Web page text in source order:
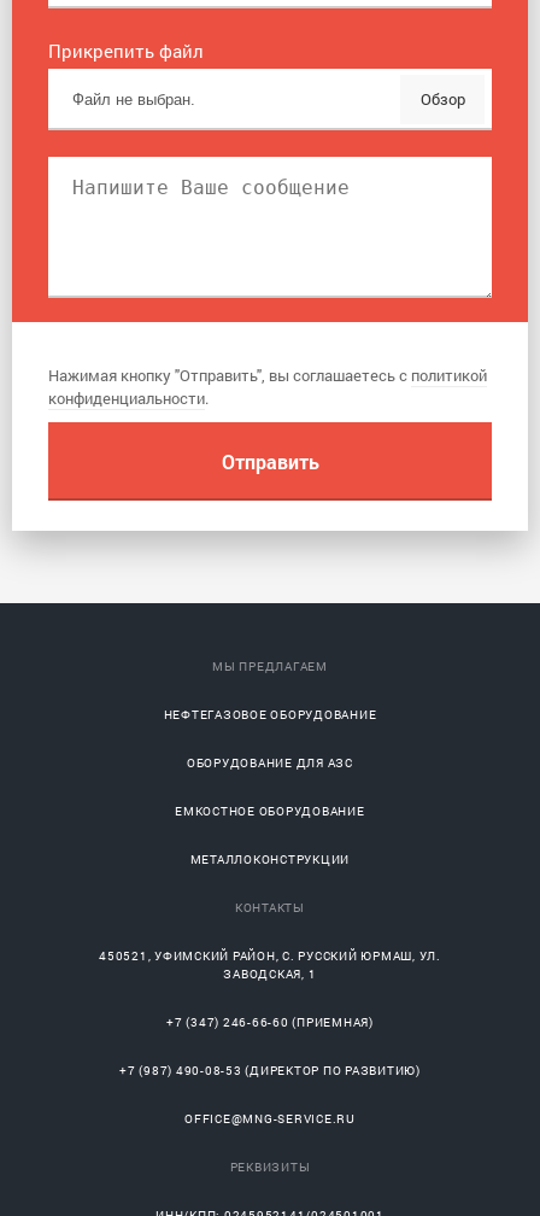
Прикрепить файл
Обзор
Нажимая кнопку "Отправить", вы соглашаетесь с политикой
конфиденциальности.
МЫ ПРЕДЛАГАЕМ
НЕФТЕГАЗОВОЕ ОБОРУДОВАНИЕ
ОБОРУДОВАНИЕ ДЛЯ АЗС
ЕМКОСТНОЕ ОБОРУДОВАНИЕ
МЕТАЛЛОКОНСТРУКЦИИ
КОНТАКТЫ
450521 ,УФИМСКИЙ РАЙОН, С.РУССКИЙ ЮРМАШ, УЛ.
ЗАВОДСКАЯ, 1
+7 (347) 246-66-60 (ПРИЕМНАЯ)
+7 (987) 490-08-53 (ДИРЕКТОР ПО РАЗВИТИЮ)
OFFICE@MNG-SERVICE.RU
РЕКВИЗИТЫ